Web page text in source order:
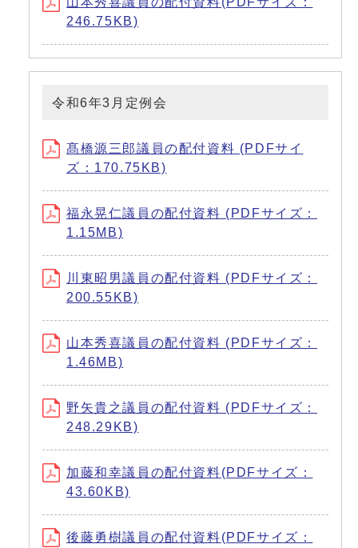
246.75KB)
令和6年3月定例会
髙橋源三郎議員の配付資料 (PDFサイ
ズ：170.75KB)
福永晃仁議員の配付資料 (PDFサイズ：
1.15MB)
川東昭男議員の配付資料 (PDFサイズ：
200.55KB)
山本秀喜議員の配付資料 (PDFサイズ：
1.46MB)
野矢貴之議員の配付資料 (PDFサイズ：
248.29KB)
加藤和幸議員の配付資料(PDFサイズ：
43.60KB)
後藤勇樹議員の配付資料(PDFサイズ：